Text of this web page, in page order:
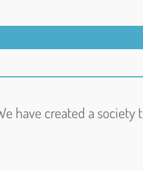
have created a society